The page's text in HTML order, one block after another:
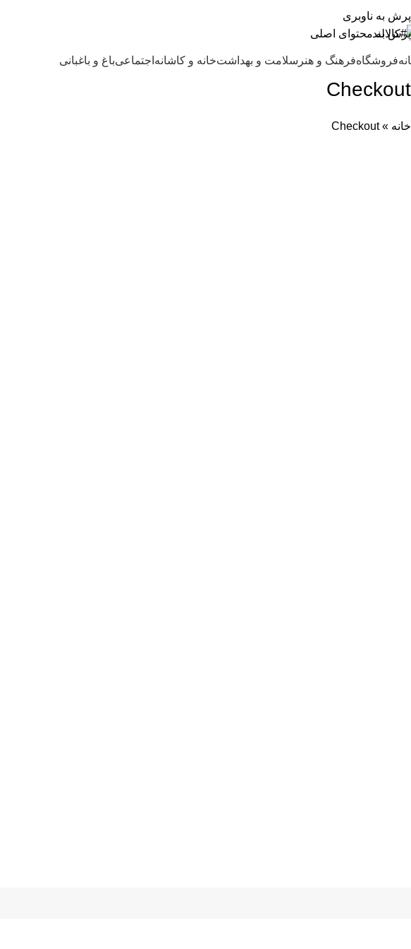
پرش به ناوبری
پرش به محتوای اصلی
کالالند خوش آمدید.لذت آسایش را با ما تجربه کنید.
فروشگاهفرهنگ و هنر سلامت و بهداشتخانه و کاشانه اجتماعیباغ و باغبانی
Checkout
خانه »
Checkout